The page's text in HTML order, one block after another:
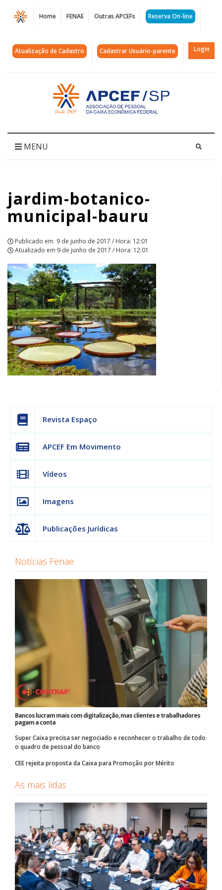
Página
jardim-
botanico-
Home FENAE Outras APCEFs Reserva On-line
Atualização de Cadastro Cadastrar Usuário-parente Login
Acessar
página
inicial
MENU
jardim-botanico-
municipal-bauru
Publicado em 9 de junho de 2017 / Hora: 12:01
Atualizado em 9 de junho de 2017 / Hora: 12:01
Revista Espaço
APCEF Em Movimento
Vídeos
Imagens
Publicações Jurídicas
Notícias Fenae
Bancos lucram mais com digitalização, mas clientes e trabalhadores
pagam a conta
Super Caixa precisa ser negociado e reconhecer o trabalho de todo
o quadro de pessoal do banco
CEE rejeita proposta da Caixa para Promoção por Mérito
As mais lidas